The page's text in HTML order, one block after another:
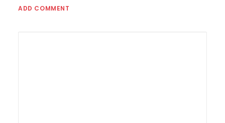
ADD COMMENT